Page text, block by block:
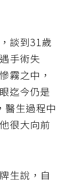
談到31歲
手術失
霧之中，
迄今仍是
醫生過程中
很大向前
生說，自